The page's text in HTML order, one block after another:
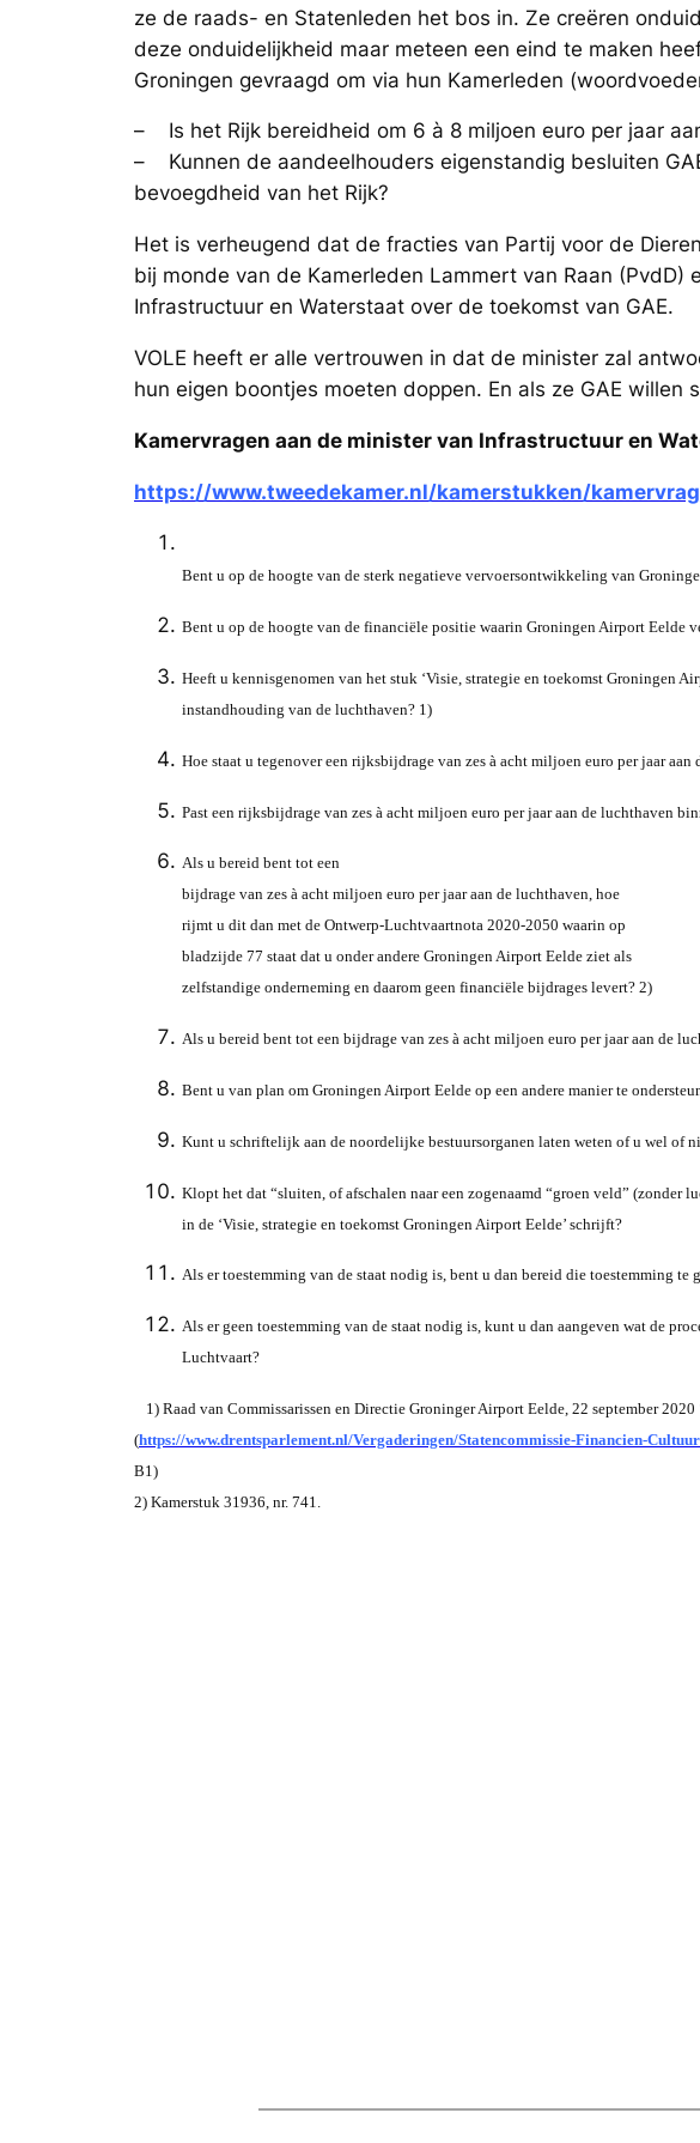
ze de raads- en Statenleden het bos in. Ze creëren
deze onduidelijkheid maar meteen een eind te maken
Groningen gevraagd om via hun Kamerleden
– Is het Rijk bereidheid om 6 à 8 miljoen euro per jaar
– Kunnen de aandeelhouders eigenstandig besluiten
bevoegdheid van het Rijk?
Het is verheugend dat de fracties van Partij voor de
bij monde van de Kamerleden Lammert van Raan
Infrastructuur en Waterstaat over de toekomst van GAE.
VOLE heeft er alle vertrouwen in dat de minister zal
hun eigen boontjes moeten doppen. En als ze GAE willen
Kamervragen aan de minister van Infrastructuur en
https://www.tweedekamer.nl/kamerstukken/
Bent u op de hoogte van de sterk negatieve vervoersontwikkeling van
Bent u op de hoogte van de financiële positie waarin Groningen Airport Eelde
Heeft u kennisgenomen van het stuk ‘Visie, strategie en toekomst Groningen
instandhouding van de luchthaven? 1)
Hoe staat u tegenover een rijksbijdrage van zes à acht miljoen euro per jaar aan
Past een rijksbijdrage van zes à acht miljoen euro per jaar aan de luchthaven
Als u bereid bent tot een
bijdrage van zes à acht miljoen euro per jaar aan de luchthaven, hoe
rijmt u dit dan met de Ontwerp-Luchtvaartnota 2020-2050 waarin op
bladzijde 77 staat dat u onder andere Groningen Airport Eelde ziet als
zelfstandige onderneming en daarom geen financiële bijdrages levert? 2)
Als u bereid bent tot een bijdrage van zes à acht miljoen euro per jaar aan de
Bent u van plan om Groningen Airport Eelde op een andere manier te
Kunt u schriftelijk aan de noordelijke bestuursorganen laten weten of u wel of
Klopt het dat “sluiten, of afschalen naar een zogenaamd “groen veld”
in de ‘Visie, strategie en toekomst Groningen Airport Eelde’ schrijft?
Als er toestemming van de staat nodig is, bent u dan bereid die toestemming te
Als er geen toestemming van de staat nodig is, kunt u dan aangeven wat de
Luchtvaart?
1) Raad van Commissarissen en Directie Groninger Airport Eelde, 22 september
(https://www.drentsparlement.nl/Vergaderingen/Statencommissie-Financien-
B1)
2) Kamerstuk 31936, nr. 741.